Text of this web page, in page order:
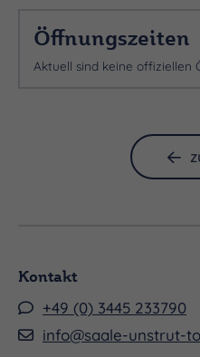
Öffnungszeiten
Aktuell sind keine offiziellen
Kontakt
+49 (0) 3445 233790
info@saale-unstrut-